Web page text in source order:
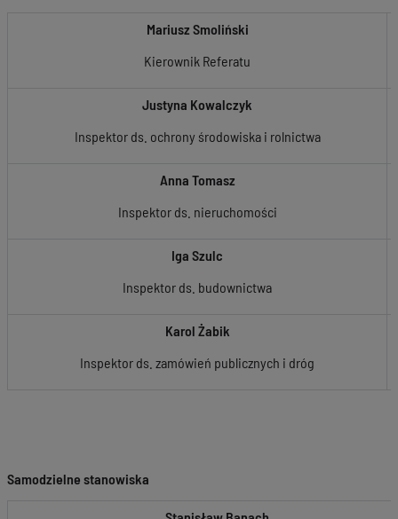
Mariusz Smoliński
Kierownik Referatu
Justyna Kowalczyk
Inspektor ds. ochrony środowiska i rolnictwa
Anna Tomasz
Inspektor ds. nieruchomości
Iga Szulc
Inspektor ds. budownictwa
Karol Żabik
Inspektor ds. zamówień publicznych i dróg
Samodzielne stanowiska